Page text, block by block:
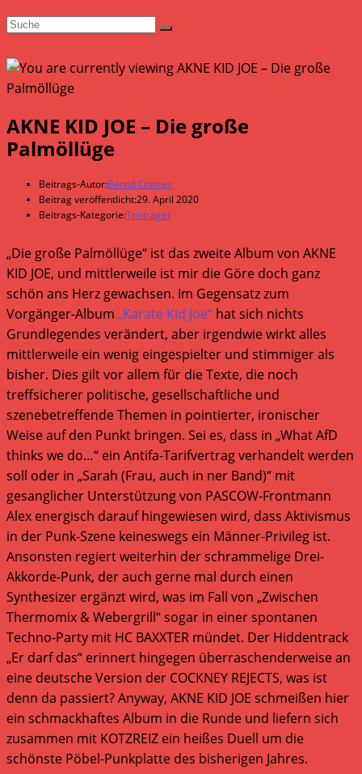
AKNE KID JOE – Die große
Palmöllüge
Beitrags-Autor:Bernd Cramer
Beitrag veröffentlicht:29. April 2020
Beitrags-Kategorie:Tonträger
„Die große Palmöllüge“ ist das zweite Album von AKNE
KID JOE, und mittlerweile ist mir die Göre doch ganz
schön ans Herz gewachsen. Im Gegensatz zum
Vorgänger-Album „Karate Kid Joe“ hat sich nichts
Grundlegendes verändert, aber irgendwie wirkt alles
mittlerweile ein wenig eingespielter und stimmiger als
bisher. Dies gilt vor allem für die Texte, die noch
treffsicherer politische, gesellschaftliche und
szenebetreffende Themen in pointierter, ironischer
Weise auf den Punkt bringen. Sei es, dass in „What AfD
thinks we do…“ ein Antifa-Tarifvertrag verhandelt werden
soll oder in „Sarah (Frau, auch in ner Band)“ mit
gesanglicher Unterstützung von PASCOW-Frontmann
Alex energisch darauf hingewiesen wird, dass Aktivismus
in der Punk-Szene keineswegs ein Männer-Privileg ist.
Ansonsten regiert weiterhin der schrammelige Drei-
Akkorde-Punk, der auch gerne mal durch einen
Synthesizer ergänzt wird, was im Fall von „Zwischen
Thermomix & Webergrill“ sogar in einer spontanen
Techno-Party mit HC BAXXTER mündet. Der Hiddentrack
„Er darf das“ erinnert hingegen überraschenderweise an
eine deutsche Version der COCKNEY REJECTS, was ist
denn da passiert? Anyway, AKNE KID JOE schmeißen hier
ein schmackhaftes Album in die Runde und liefern sich
zusammen mit KOTZREIZ ein heißes Duell um die
schönste Pöbel-Punkplatte des bisherigen Jahres.